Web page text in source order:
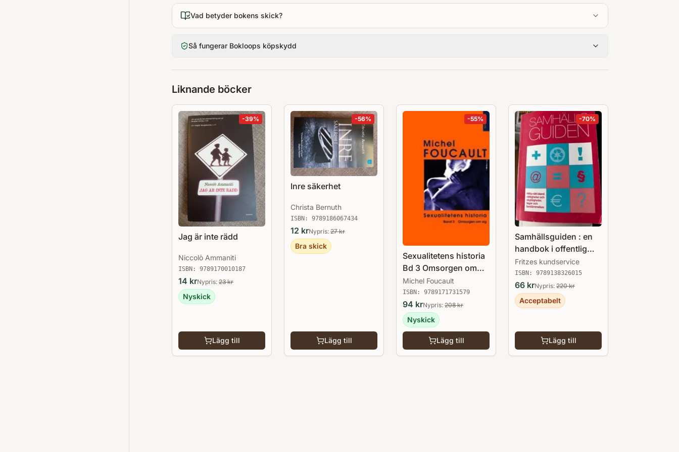
uppsatser vänder sig främst till studerande i samhälls-, beteende- och
vårdvetenskapliga samt medicinska ämnen vid högskola och universitet. Den
dokumentation i sitt arbete.
Vad betyder bokens skick?
Så fungerar Bokloops köpskydd
Liknande böcker
-39%
Jag är inte rädd
Niccolò Ammaniti
ISBN: 9789170010187
14 krNypris: 23kr
Nyskick
Lägg till
-56%
Inre säkerhet
Christa Bernuth
ISBN: 9789186067434
12 krNypris: 27kr
Bra skick
Lägg till
-55%
Sexualitetens historia
Bd 3 Omsorgen om
sig
Michel Foucault
ISBN: 9789171731579
94 krNypris: 208kr
Nyskick
Lägg till
-70%
Samhällsguiden : en
handbok i offentlig
service 2012
Fritzes kundservice
ISBN: 9789138326015
66 krNypris: 220kr
Acceptabelt
Lägg till